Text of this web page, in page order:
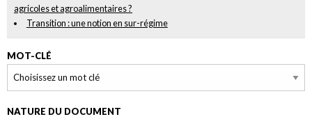
agricoles et agroalimentaires ?
Transition : une notion en sur-régime
MOT-CLÉ
NATURE DU DOCUMENT